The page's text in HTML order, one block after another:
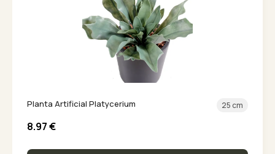
Planta Artificial Platycerium 25 cm
8.97€